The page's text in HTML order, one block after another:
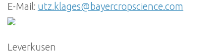
E-Mail: utz.klages@bayercropscience.com
Leverkusen